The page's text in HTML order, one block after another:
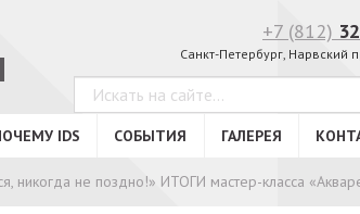
+7 (812)
Санкт-Петербург, Нарвский
IDS СОБЫТИЯ ГАЛЕРЕЯ
никогда не поздно!» ИТОГИ мастер-класса